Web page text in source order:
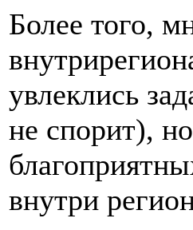
Более того,
увлеклись
не спорит),
внутри